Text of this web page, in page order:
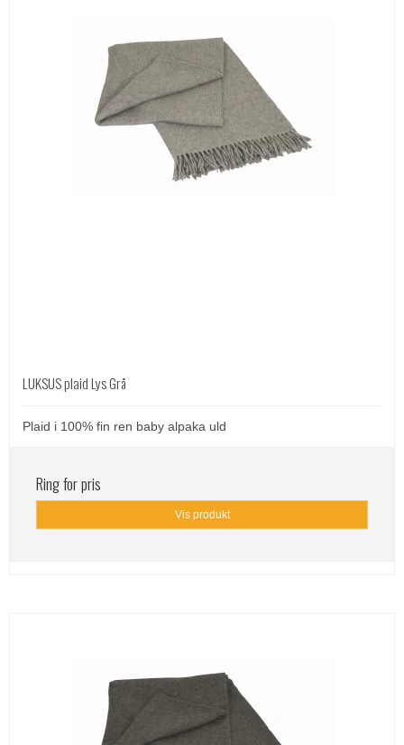
LUKSUS plaid Lys Grå
Plaid i 100% fin ren baby alpaka uld
Ring for pris
Vis produkt